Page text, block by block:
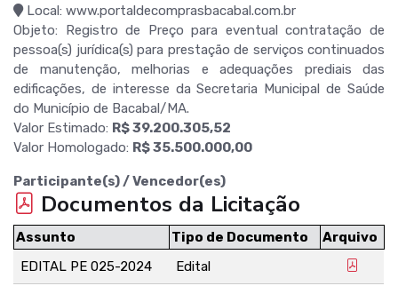
Local: www.portaldecomprasbacabal.com.br
Objeto: Registro de Preço para eventual contratação de
pessoa(s) jurídica(s) para prestação de serviços continuados
de manutenção, melhorias e adequações prediais das
edificações, de interesse da Secretaria Municipal de Saúde
do Município de Bacabal/MA.
Valor Estimado: R$ 39.200.305,52
Valor Homologado: R$ 35.500.000,00
Participante(s) / Vencedor(es)
Documentos da Licitação
Assunto Tipo de Documento
Arquivo
EDITAL PE 025-2024
Edital